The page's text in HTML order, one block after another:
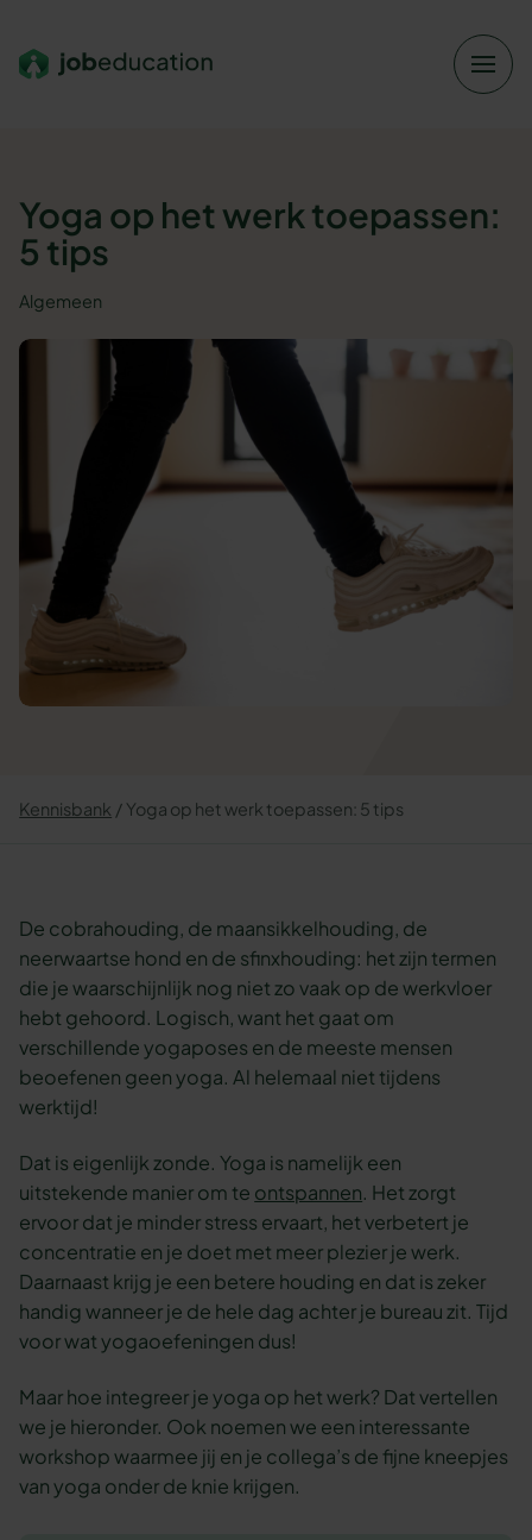
Yoga op het werk toepassen:
5 tips
Algemeen
Kennisbank Yoga op het werk toepassen: 5 tips
De cobrahouding, de maansikkelhouding, de
neerwaartse hond en de sfinxhouding: het zijn termen
die je waarschijnlijk nog niet zo vaak op de werkvloer
hebt gehoord. Logisch, want het gaat om
verschillende yogaposes en de meeste mensen
beoefenen geen yoga. Al helemaal niet tijdens
werktijd!
Dat is eigenlijk zonde. Yoga is namelijk een
uitstekende manier om te ontspannen. Het zorgt
ervoor dat je minder stress ervaart, het verbetert je
concentratie en je doet met meer plezier je werk.
Daarnaast krijg je een betere houding en dat is zeker
handig wanneer je de hele dag achter je bureau zit. Tijd
voor wat yogaoefeningen dus!
Maar hoe integreer je yoga op het werk? Dat vertellen
we je hieronder. Ook noemen we een interessante
workshop waarmee jij en je collega’s de fijne kneepjes
van yoga onder de knie krijgen.